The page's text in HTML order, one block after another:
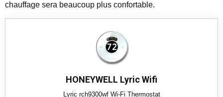
chauffage sera beaucoup plus confortable.
HONEYWELL Lyric Wifi
Lyric rch9300wf Wi-Fi Thermostat